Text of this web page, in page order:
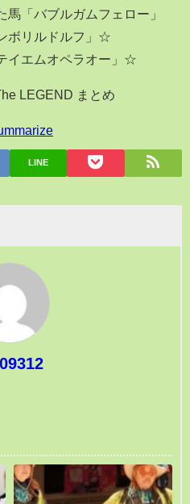
「バブルガムフェロー」
ボリルドルフ」☆
イエムオペラオー」☆
LEGEND まとめ
LINE